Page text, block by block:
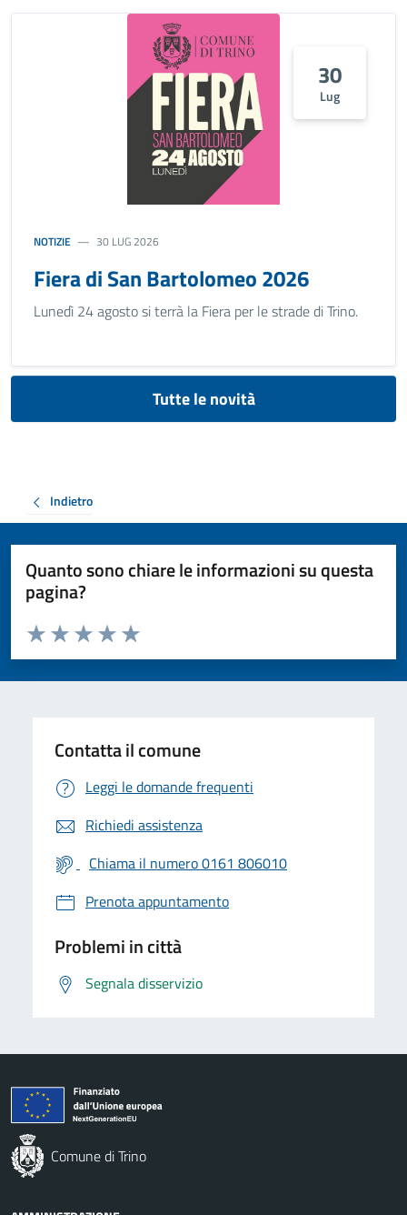
30
Lug
NOTIZIE 30 LUG 2026
Fiera di San Bartolomeo 2026
Lunedì 24 agosto si terrà la Fiera per le strade di Trino.
Tutte le novità
Indietro
Quanto sono chiare le informazioni su questa
pagina?
Valuta da 1 a 5 stelle la pagina
Valuta 5 stelle su 5
Valuta 4 stelle su 5
Valuta 3 stelle su 5
Valuta 2 stelle su 5
Valuta 1 stelle su 5
Contatta il comune
Leggi le domande frequenti
Richiedi assistenza
Chiama il numero 0161 806010
Prenota appuntamento
Problemi in città
Segnala disservizio
Comune di Trino